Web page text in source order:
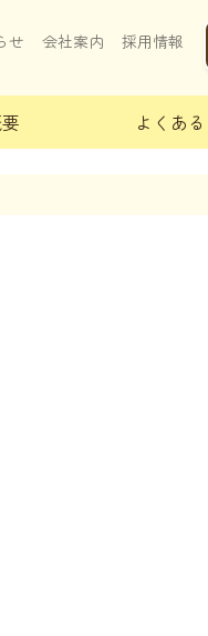
せ 会社案内 採用情報
よくあ